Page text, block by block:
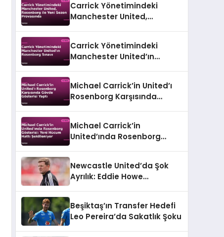
Carrick Yönetimindeki
Manchester United,
Carrick Yönetimindeki
Manchester United’ın
Michael Carrick’in United’ı
Rosenborg Karşısında
Michael Carrick’in
United’ında Rosenborg
Newcastle United’da Şok
Ayrılık: Eddie Howe
Beşiktaş’ın Transfer Hedefi
Leo Pereira’da Sakatlık Şoku